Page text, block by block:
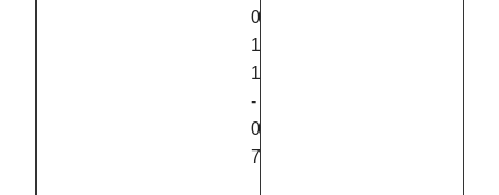
0
1
1
‑
0
7